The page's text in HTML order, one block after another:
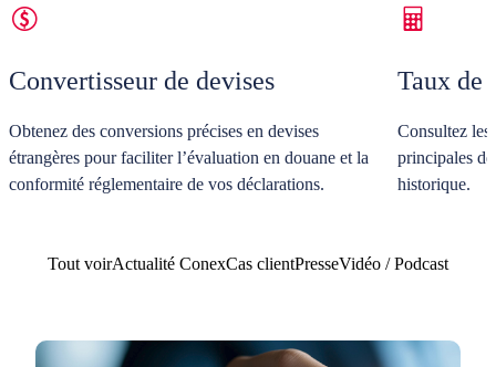
Convertisseur de devises
Obtenez des conversions précises en devises
étrangères pour faciliter l’évaluation en douane et la
conformité réglementaire de vos déclarations.
Taux de
Consultez les
principales
historique.
Tout voirActualité ConexCas clientPresseVidéo / Podcast